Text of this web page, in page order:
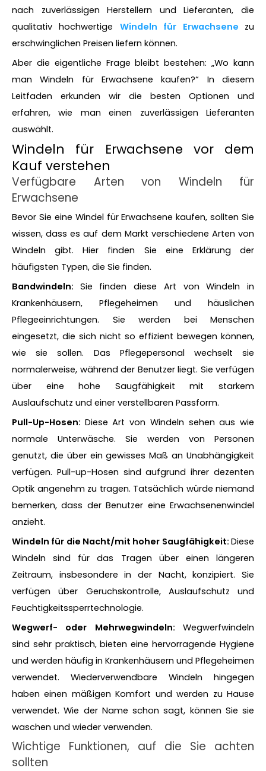
nach zuverlässigen Herstellern und Lieferanten, die
qualitativ hochwertige Windeln für Erwachsene zu
erschwinglichen Preisen liefern können.
Aber die eigentliche Frage bleibt bestehen: „Wo kann
man Windeln für Erwachsene kaufen?“ In diesem
Leitfaden erkunden wir die besten Optionen und
erfahren, wie man einen zuverlässigen Lieferanten
auswählt.
Windeln für Erwachsene vor dem
Kauf verstehen
Verfügbare Arten von Windeln für
Erwachsene
Bevor Sie eine Windel für Erwachsene kaufen, sollten Sie
wissen, dass es auf dem Markt verschiedene Arten von
Windeln gibt. Hier finden Sie eine Erklärung der
häufigsten Typen, die Sie finden.
Bandwindeln: Sie finden diese Art von Windeln in
Krankenhäusern, Pflegeheimen und häuslichen
Pflegeeinrichtungen. Sie werden bei Menschen
eingesetzt, die sich nicht so effizient bewegen können,
wie sie sollen. Das Pflegepersonal wechselt sie
normalerweise, während der Benutzer liegt. Sie verfügen
über eine hohe Saugfähigkeit mit starkem
Auslaufschutz und einer verstellbaren Passform.
Pull-Up-Hosen: Diese Art von Windeln sehen aus wie
normale Unterwäsche. Sie werden von Personen
genutzt, die über ein gewisses Maß an Unabhängigkeit
verfügen. Pull-up-Hosen sind aufgrund ihrer dezenten
Optik angenehm zu tragen. Tatsächlich würde niemand
bemerken, dass der Benutzer eine Erwachsenenwindel
anzieht.
Windeln für die Nacht/mit hoher Saugfähigkeit: Diese
Windeln sind für das Tragen über einen längeren
Zeitraum, insbesondere in der Nacht, konzipiert. Sie
verfügen über Geruchskontrolle, Auslaufschutz und
Feuchtigkeitssperrtechnologie.
Wegwerf- oder Mehrwegwindeln: Wegwerfwindeln
sind sehr praktisch, bieten eine hervorragende Hygiene
und werden häufig in Krankenhäusern und Pflegeheimen
verwendet. Wiederverwendbare Windeln hingegen
haben einen mäßigen Komfort und werden zu Hause
verwendet. Wie der Name schon sagt, können Sie sie
waschen und wieder verwenden.
Wichtige Funktionen, auf die Sie achten
sollten